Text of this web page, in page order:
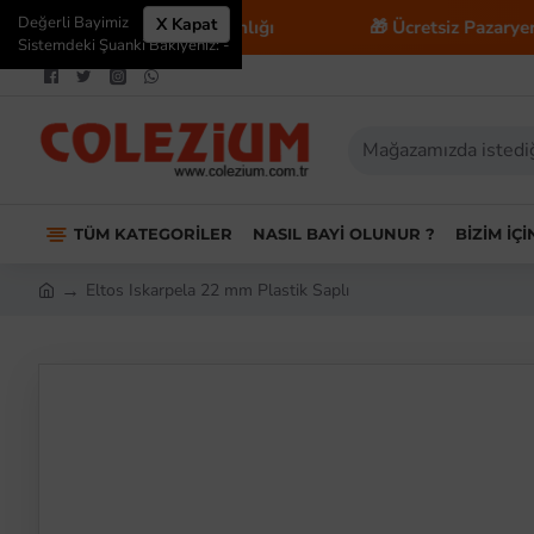
Ticaret Danışmanlığı 🎁 Ücretsiz Pazaryeri
TÜM KATEGORILER NASIL BAYI OLUNUR ? BIZIM
X Kapat
Değerli Bayimiz
Sistemdeki Şuanki Bakiyeniz: -
Eltos Iskarpela 22 mm Plastik Saplı